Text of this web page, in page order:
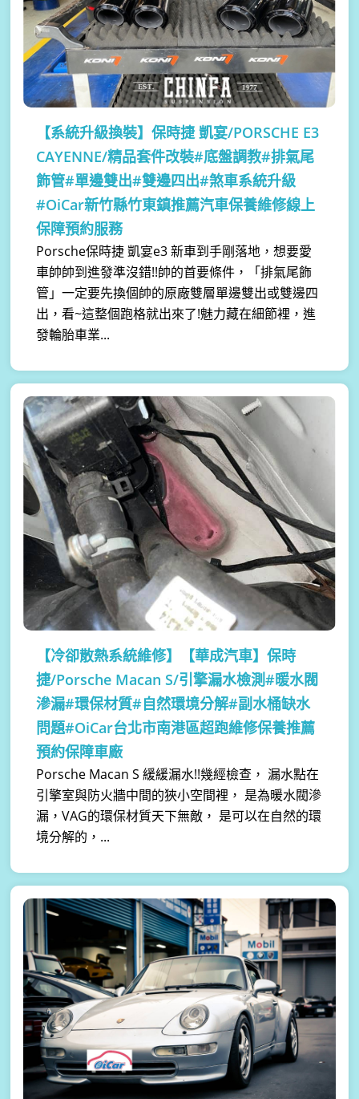
【系統升級換裝】保時捷 凱宴/PORSCHE E3
CAYENNE/精品套件改裝#底盤調教#排氣尾
飾管#單邊雙出#雙邊四出#煞車系統升級
#OiCar新竹縣竹東鎮推薦汽車保養維修線上
保障預約服務
Porsche保時捷 凱宴e3 新車到手剛落地，想要愛
車帥帥到進發準沒錯!!帥的首要條件，「排氣尾飾
管」一定要先換個帥的原廠雙層單邊雙出或雙邊四
出，看~這整個跑格就出來了!魅力藏在細節裡，進
發輪胎車業...
【冷卻散熱系統維修】
【華成汽車】保時
捷/Porsche Macan S/引擎漏水檢測#暖水閥
滲漏#環保材質#自然環境分解#副水桶缺水
問題#OiCar台北市南港區超跑維修保養推薦
預約保障車廠
Porsche Macan S 緩緩漏水!!幾經檢查， 漏水點在
引擎室與防火牆中間的狹小空間裡， 是為暖水閥滲
漏，VAG的環保材質天下無敵， 是可以在自然的環
境分解的，...